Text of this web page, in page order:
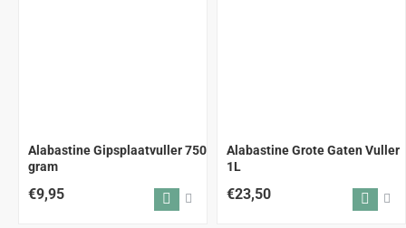
Alabastine Gipsplaatvuller 750
gram
€9,95
Alabastine Grote Gaten Vuller
1L
€23,50